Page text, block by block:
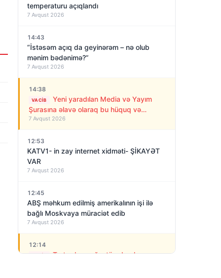
temperaturu açıqlandı
7 Avqust 2026
14:43
“İstəsəm açıq da geyinərəm – nə olub
mənim bədənimə?”
7 Avqust 2026
14:38
VACIB
Yeni yaradılan Media və Yayım
Şurasına əlavə olaraq bu hüquq və
vəzifələr də verilib
7 Avqust 2026
12:53
KATV1- in zay internet xidməti- ŞİKAYƏT
VAR
7 Avqust 2026
12:45
ABŞ məhkum edilmiş amerikalının işi ilə
bağlı Moskvaya müraciət edib
7 Avqust 2026
12:14
VACIB
Tərtərdə yanğın törədərək ər-